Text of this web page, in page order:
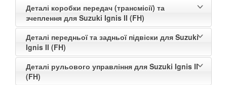
Деталі коробки передач (трансмісії) та
зчеплення для Suzuki Ignis II (FH)
Деталі передньої та задньої підвіски для Suzuki
Ignis II (FH)
Деталі рульового управління для Suzuki Ignis II
(FH)